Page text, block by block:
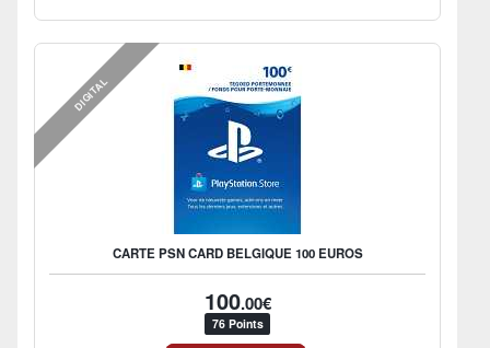
CARTE PSN CARD BELGIQUE 100 EUROS
100.00€
76 Points
DIGITAL